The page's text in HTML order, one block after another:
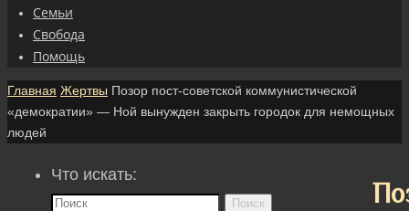
Семьи
Свобода
Помощь
Главная Жертвы Позор пост-советской коммунистической
«демократии» — Ной вынужден закрыть городок для немощных
людей
Что искать:
Поиск